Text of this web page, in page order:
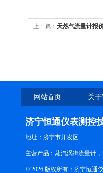
上一篇： 天然气流量计报
网站首页 关
济宁恒通仪表测控
地址：济宁市开发区
主营产品：蒸汽涡街流量计
© 2026 版权所有：济宁恒通